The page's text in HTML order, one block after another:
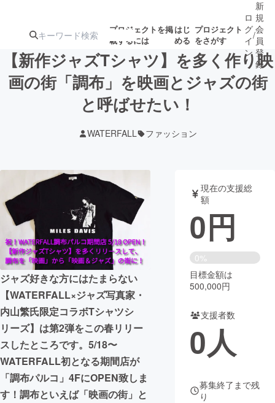
プロジェクトを掲
載するには
はじ
める
プロジェクト
をさがす
注目のリ 注目の新着プロ募集終了が近いプ
テクノロジー・ガジェット
映像・映画 書籍・雑誌
ビジネス・起業 チャレンジ
まちづくり・地域活性化
CAMPFIRE for Social Good
CAMPFIRE Creation
CAMPFIREふるさと納税
コミュニティ
ロ
グ
イ
ン
/
新
規
会
員
登
録
【新作ジャズTシャツ】を多く作り映
画の街「調布」を映画とジャズの街
と呼ばせたい！
WATERFALL ファッション
ジャズ好きな方にはたまらない
【WATERFALL×ジャズ写真家・
内山繁氏限定コラボTシャツシ
リーズ】は第2弾をこの春リリー
スしたところです。5/18〜
WATERFALL初となる期間店が
「調布パルコ」4FにOPEN致しま
す！調布といえば「映画の街」と
現在の支援総
額
0円
0%
目標金額は
500,000円
支援者数
0人
募集終了まで残
り